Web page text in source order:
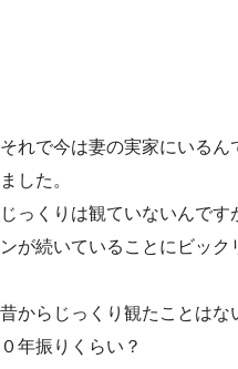
それで今は妻の実家にいる
ました。
じっくりは観ていないんで
ンが続いていることにビック
昔からじっくり観たことはな
０年振りくらい？